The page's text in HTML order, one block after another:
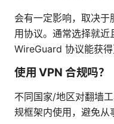
会有一定影响，取决
用协议。通常选择就近
WireGuard 协议能获得
使用 VPN 合规吗？
不同国家/地区对翻墙
规框架内使用，避免从